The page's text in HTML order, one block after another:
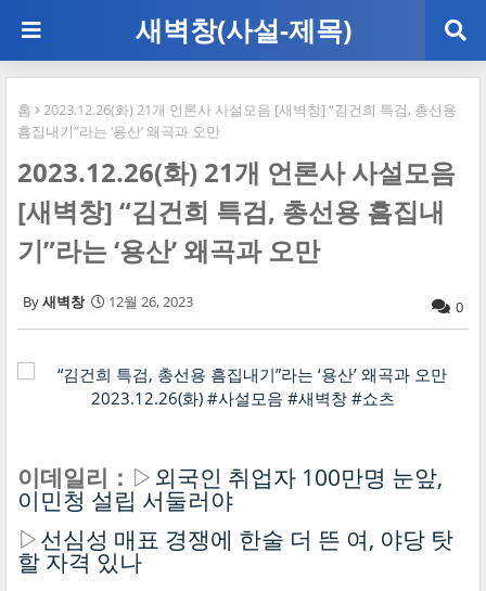
새벽창(사설-제목)
홈
2023.12.26(화) 21개 언론사 사설모음 [새벽창] “김건희 특검, 총선용
흠집내기”라는 ‘용산’ 왜곡과 오만
2023.12.26(화) 21개 언론사 사설모음
[새벽창] “김건희 특검, 총선용 흠집내
기”라는 ‘용산’ 왜곡과 오만
새벽창 12월 26, 2023 0
이데일리： ▷ 외국인 취업자 100만명 눈앞,
이민청 설립 서둘러야
▷선심성 매표 경쟁에 한술 더 뜬 여, 야당 탓
할 자격 있나